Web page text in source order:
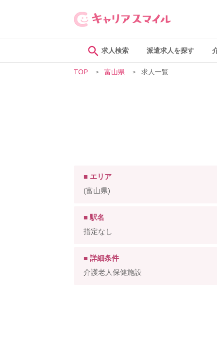
求人検索 派遣求人を探す
TOP 富山県 求人一覧
■ エリア
(富山県)
■ 駅名
指定なし
■ 詳細条件
介護老人保健施設